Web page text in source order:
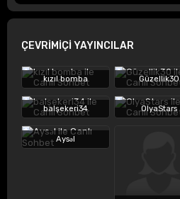
ÇEVRİMİÇİ YAYINCILAR
kızıl bomba Güzellik30
balşekeri34 OlyaStars
Aysəl